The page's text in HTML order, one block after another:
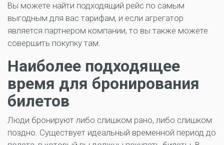
Вы можете найти подходящий рейс по самым
выгодным для вас тарифам, и если агрегатор
является партнером компании, то вы также можете
совершить покупку там.
Наиболее подходящее
время для бронирования
билетов
Люди бронируют либо слишком рано, либо слишком
поздно. Существует идеальный временной период до